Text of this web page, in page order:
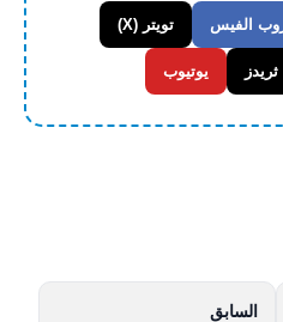
الفيس تويتر (X)
ثريدز يوتيوب
السابق